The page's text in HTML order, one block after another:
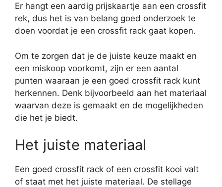
Er hangt een aardig prijskaartje aan een crossfit
rek, dus het is van belang goed onderzoek te
doen voordat je een crossfit rack gaat kopen.
Om te zorgen dat je de juiste keuze maakt en
een miskoop voorkomt, zijn er een aantal
punten waaraan je een goed crossfit rack kunt
herkennen. Denk bijvoorbeeld aan het materiaal
waarvan deze is gemaakt en de mogelijkheden
die het je biedt.
Het juiste materiaal
Een goed crossfit rack of een crossfit kooi valt
of staat met het juiste materiaal. De stellage